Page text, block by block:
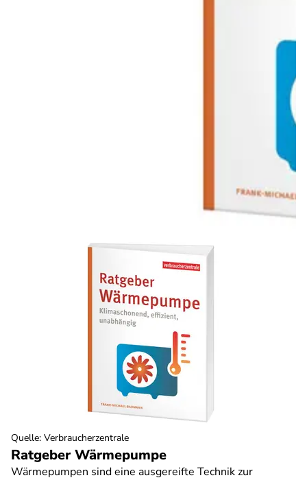
Ratgeber Wärmepumpe
Wärmepumpen sind eine ausgereifte Technik zur
Quelle: Verbraucherzentrale